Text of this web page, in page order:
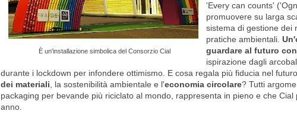
È un'installazione simbolica del Consorzio Cial
'Every can counts'
promuovere su larga
sistema di gestione dei
pratiche ambientali.
guardare al futuro
ispirazione dagli
durante i lockdown per infondere ottimismo. E cosa regala più fiducia nel
dei materiali, la sostenibilità ambientale e l'economia circolare? Tutti
packaging per bevande più riciclato al mondo, rappresenta in pieno e che
anno.